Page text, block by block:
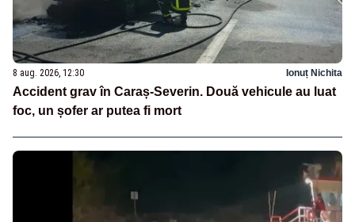
8 aug. 2026, 12:30 Ionuț Nichita
Accident grav în Caraș-Severin. Două vehicule au luat
foc, un șofer ar putea fi mort